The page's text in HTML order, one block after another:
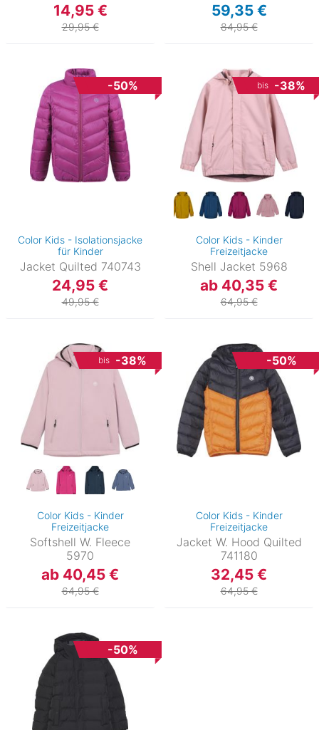
14,95 €
29,95 €
59,35 €
84,95 €
-50%
Color Kids - Isolationsjacke
für Kinder
Jacket Quilted 740743
24,95 €
49,95 €
bis -38%
Color Kids - Kinder
Freizeitjacke
Shell Jacket 5968
ab 40,35 €
64,95 €
bis -38%
Color Kids - Kinder
Freizeitjacke
Softshell W. Fleece
5970
ab 40,45 €
64,95 €
-50%
Color Kids - Kinder
Freizeitjacke
Jacket W. Hood Quilted
741180
32,45 €
64,95 €
-50%